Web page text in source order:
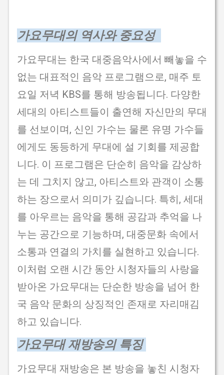
가요무대의 역사와 중요성
가요무대는 한국 대중음악사에서 빼놓을 수
없는 대표적인 음악 프로그램으로, 매주 토
요일 저녁 KBS를 통해 방송됩니다. 다양한
세대의 아티스트들이 출연해 자신만의 무대
를 선보이며, 신인 가수는 물론 유명 가수들
에게도 동등하게 무대에 설 기회를 제공합
니다. 이 프로그램은 단순히 음악을 감상하
는 데 그치지 않고, 아티스트와 관객이 소통
하는 장으로서 의미가 깊습니다. 특히, 세대
를 아우르는 음악을 통해 공감과 추억을 나
누는 공간으로 기능하며, 대중문화 속에서
소통과 연결의 가치를 실현하고 있습니다.
이처럼 오랜 시간 동안 시청자들의 사랑을
받아온 가요무대는 단순한 방송을 넘어 한
국 음악 문화의 상징적인 존재로 자리매김
하고 있습니다.
가요무대 재방송의 특징
가요무대 재방송은 본 방송을 놓친 시청자